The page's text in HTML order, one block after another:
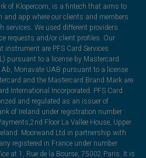
of Klopercom, is a fintech that aims to
app where our clients and members
services. We used different providers
requests and/or client profiles. Our
are PFS Card Services
pursuant to a license by Mastercard
Monavate UAB pursuant to a license
and the Mastercard Brand Mark are
International Incorporated. PFS Card
and regulated as an issuer of
of Ireland under registration number
Floor La Vallee House, Upper
Moorwand Ltd in partnership with
registered in France under number
at 1, Rue de la Bourse, 75002 Paris. It is